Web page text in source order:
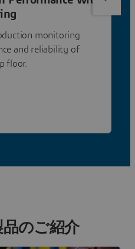
monitoring
and reliability of
floor.
のご紹介